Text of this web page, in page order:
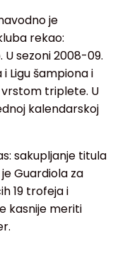
je
rekao:
U sezoni 2008-09.
i Ligu šampiona i
triplete. U
kalendarskoj
sakupljanje titula
Guardiola za
19 trofeja i
kasnije meriti